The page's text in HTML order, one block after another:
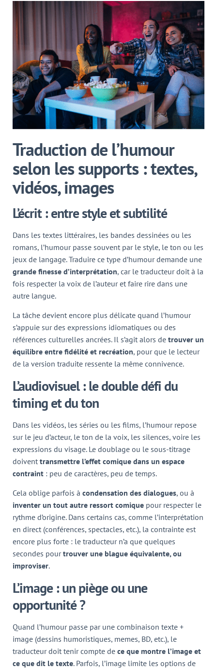
Traduction de l’humour
selon les supports : textes,
vidéos, images
L’écrit : entre style et subtilité
Dans les textes littéraires, les bandes dessinées ou les
romans, l’humour passe souvent par le style, le ton ou les
jeux de langage. Traduire ce type d’humour demande une
grande finesse d’interprétation, car le traducteur doit à la
fois respecter la voix de l’auteur et faire rire dans une
autre langue.
La tâche devient encore plus délicate quand l’humour
s’appuie sur des expressions idiomatiques ou des
références culturelles ancrées. Il s’agit alors de trouver un
équilibre entre fidélité et recréation, pour que le lecteur
de la version traduite ressente la même connivence.
L’audiovisuel : le double défi du
timing et du ton
Dans les vidéos, les séries ou les films, l’humour repose
sur le jeu d’acteur, le ton de la voix, les silences, voire les
expressions du visage. Le doublage ou le sous-titrage
doivent transmettre l’effet comique dans un espace
contraint : peu de caractères, peu de temps.
Cela oblige parfois à condensation des dialogues, ou à
inventer un tout autre ressort comique pour respecter le
rythme d’origine. Dans certains cas, comme l’interprétation
en direct (conférences, spectacles, etc.), la contrainte est
encore plus forte : le traducteur n’a que quelques
secondes pourtrouver une blague équivalente, ou
improviser.
L’image : un piège ou une
opportunité ?
Quand l’humour passe par une combinaison texte +
image (dessins humoristiques, memes, BD, etc.), le
traducteur doit tenir compte de ce que montre l’image et
ce que dit le texte. Parfois, l’image limite les options de